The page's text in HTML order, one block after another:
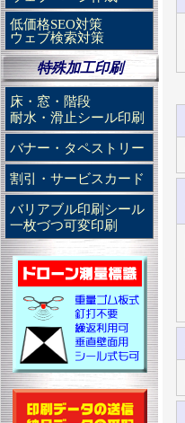
低価格SEO対策
ウェブ検索対策
特殊加工印刷
床・窓・階段
耐水・滑止シール印刷
バナー・タペストリー
割引・サービスカード
バリアブル印刷シール
一枚づつ可変印刷